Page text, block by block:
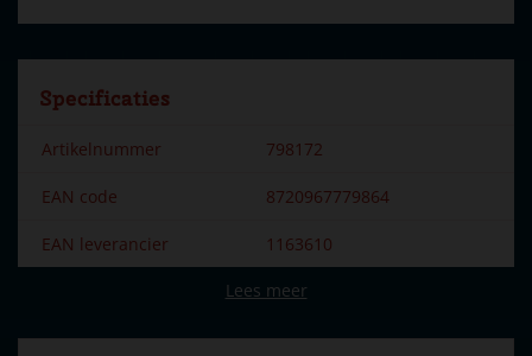
Specificaties
Artikelnummer 798172
EAN code 8720967779864
EAN leverancier 1163610
Efteling
Dorpsnaam Efteling
Lees meer